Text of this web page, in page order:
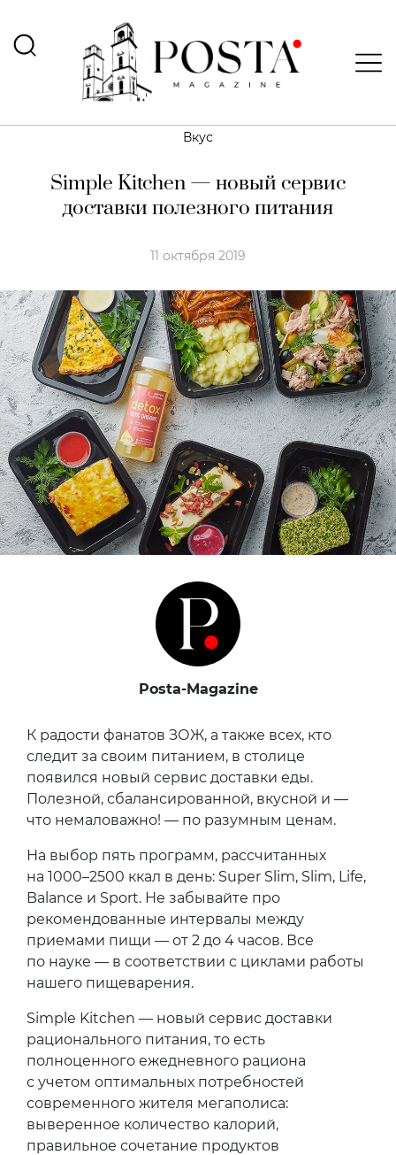
Вкус
Simple Kitchen — новый сервис
доставки полезного питания
11 октября 2019
Posta-Magazine
К радости фанатов ЗОЖ, а также всех, кто
следит за своим питанием, в столице
появился новый сервис доставки еды.
Полезной, сбалансированной, вкусной и —
что немаловажно! — по разумным ценам.
На выбор пять программ, рассчитанных
на 1000–2500 ккал в день: Super Slim, Slim, Life,
Balance и Sport. Не забывайте про
рекомендованные интервалы между
приемами пищи — от 2 до 4 часов. Все
по науке — в соответствии с циклами работы
нашего пищеварения.
Simple Kitchen — новый сервис доставки
рационального питания, то есть
полноценного ежедневного рациона
с учетом оптимальных потребностей
современного жителя мегаполиса:
выверенное количество калорий,
правильное сочетание продуктов